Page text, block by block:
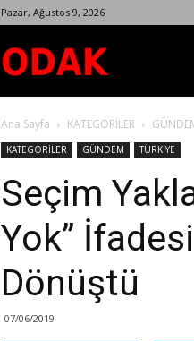
Pazar, Ağustos 9, 2026
Dergisi
Ana Sayfa KATEGORİLER
KATEGORİLER GÜNDEM TÜRKİYE
Seçim
Yok”
Dönüştü
07/06/2019